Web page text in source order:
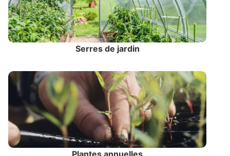
Serres de jardin